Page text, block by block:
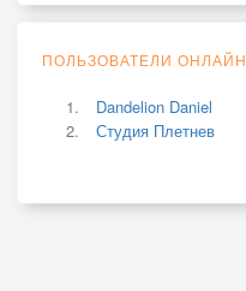
ПОЛЬЗОВАТЕЛИ ОНЛАЙН
Dandelion Daniel
Студия Плетнев